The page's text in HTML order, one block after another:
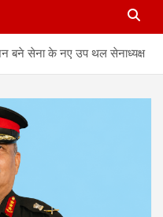
बने सेना के नए उप थल सेनाध्यक्ष